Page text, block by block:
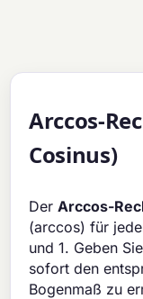
Arccos-
Cosinus)
DerArccos-
(arccos) für
und 1. Geben
sofort den
Bogenmaß zu